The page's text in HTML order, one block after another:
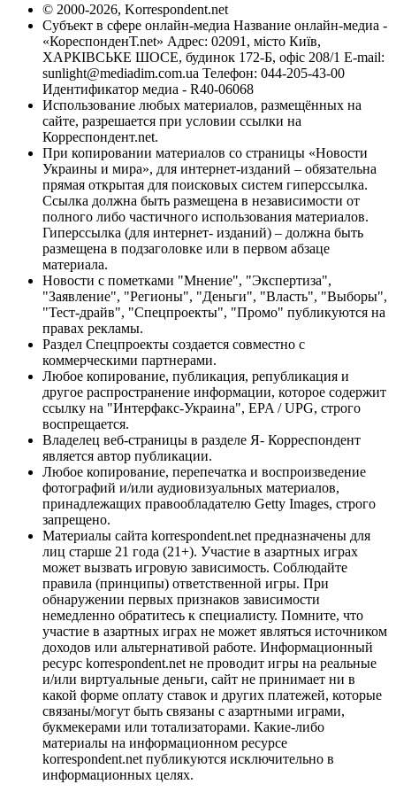
© 2000-2026, Korrespondent.net
Субъект в сфере онлайн-медиа Название онлайн-медиа -
«КореспонденТ.net» Адрес: 02091, місто Київ,
ХАРКІВСЬКЕ ШОСЕ, будинок 172-Б, офіс 208/1 E-mail:
sunlight@mediadim.com.ua Телефон: 044-205-43-00
Идентификатор медиа - R40-06068
Использование любых материалов, размещённых на
сайте, разрешается при условии ссылки на
Корреспондент.net.
При копировании материалов со страницы «Новости
Украины и мира», для интернет-изданий – обязательна
прямая открытая для поисковых систем гиперссылка.
Ссылка должна быть размещена в независимости от
полного либо частичного использования материалов.
Гиперссылка (для интернет- изданий) – должна быть
размещена в подзаголовке или в первом абзаце
материала.
Новости с пометками "Мнение", "Экспертиза",
"Заявление", "Регионы", "Деньги", "Власть", "Выборы",
"Тест-драйв", "Спецпроекты", "Промо" публикуются на
правах рекламы.
Раздел Спецпроекты создается совместно с
коммерческими партнерами.
Любое копирование, публикация, републикация и
другое распространение информации, которое содержит
ссылку на "Интерфакс-Украина", EPA / UPG, строго
воспрещается.
Владелец веб-страницы в разделе Я- Корреспондент
является автор публикации.
Любое копирование, перепечатка и воспроизведение
фотографий и/или аудиовизуальных материалов,
принадлежащих правообладателю Getty Images, строго
запрещено.
Материалы сайта korrespondent.net предназначены для
лиц старше 21 года (21+). Участие в азартных играх
может вызвать игровую зависимость. Соблюдайте
правила (принципы) ответственной игры. При
обнаружении первых признаков зависимости
немедленно обратитесь к специалисту. Помните, что
участие в азартных играх не может являться источником
доходов или альтернативой работе. Информационный
ресурс korrespondent.net не проводит игры на реальные
и/или виртуальные деньги, сайт не принимает ни в
какой форме оплату ставок и других платежей, которые
связаны/могут быть связаны с азартными играми,
букмекерами или тотализаторами. Какие-либо
материалы на информационном ресурсе
korrespondent.net публикуются исключительно в
информационных целях.